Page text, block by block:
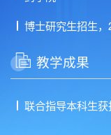
博士研究生招生
教学成果
联合指导本科生获